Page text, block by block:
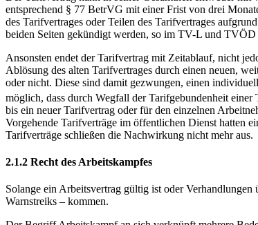
entsprechend § 77 BetrVG mit einer Frist von drei
des Tarifvertrages oder Teilen des Tarifvertrages
beiden Seiten gekündigt werden, so im TV-L und
Ansonsten endet der Tarifvertrag mit Zeitablauf, nicht
Ablösung des alten Tarifvertrages durch einen neuen,
oder nicht. Diese sind damit gezwungen, einen
möglich, dass durch Wegfall der Tarifgebundenheit
bis ein neuer Tarifvertrag oder für den einzelnen
Vorgehende Tarifverträge im öffentlichen Dienst hatten
Tarifverträge schließen die Nachwirkung nicht mehr aus.
2.1.2 Recht des Arbeitskampfes
Solange ein Arbeitsvertrag gültig ist oder
Warnstreiks – kommen.